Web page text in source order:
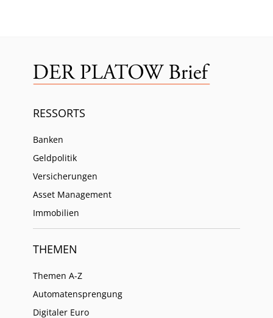
RESSORTS
Banken
Geldpolitik
Versicherungen
Asset Management
Immobilien
THEMEN
Themen A-Z
Automatensprengung
Digitaler Euro